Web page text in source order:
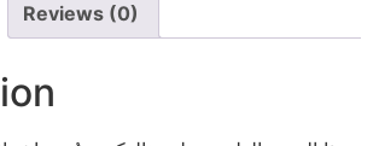
Reviews (0)